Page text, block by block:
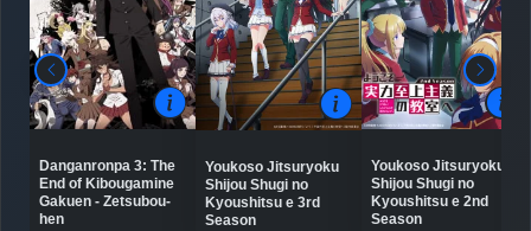
Danganronpa 3: The
End of Kibougamine
Gakuen - Zetsubou-
hen
Youkoso Jitsuryoku
Shijou Shugi no
Kyoushitsu e 3rd
Season
Youkoso Jitsuryoku
Shijou Shugi no
Kyoushitsu e 2nd
Season